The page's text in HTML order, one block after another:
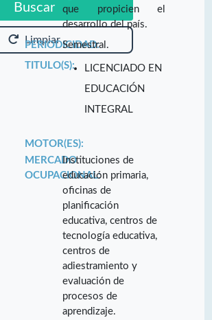
Buscar
Limpiar
que propicien el
desarrollo del país.
PERIODICIDAD:
Semestral.
TITULO(S):
LICENCIADO EN
EDUCACIÓN
INTEGRAL
MOTOR(ES):
MERCADO
OCUPACIONAL:
Instituciones de
educación primaria,
oficinas de
planificación
educativa, centros de
tecnología educativa,
centros de
adiestramiento y
evaluación de
procesos de
aprendizaje.